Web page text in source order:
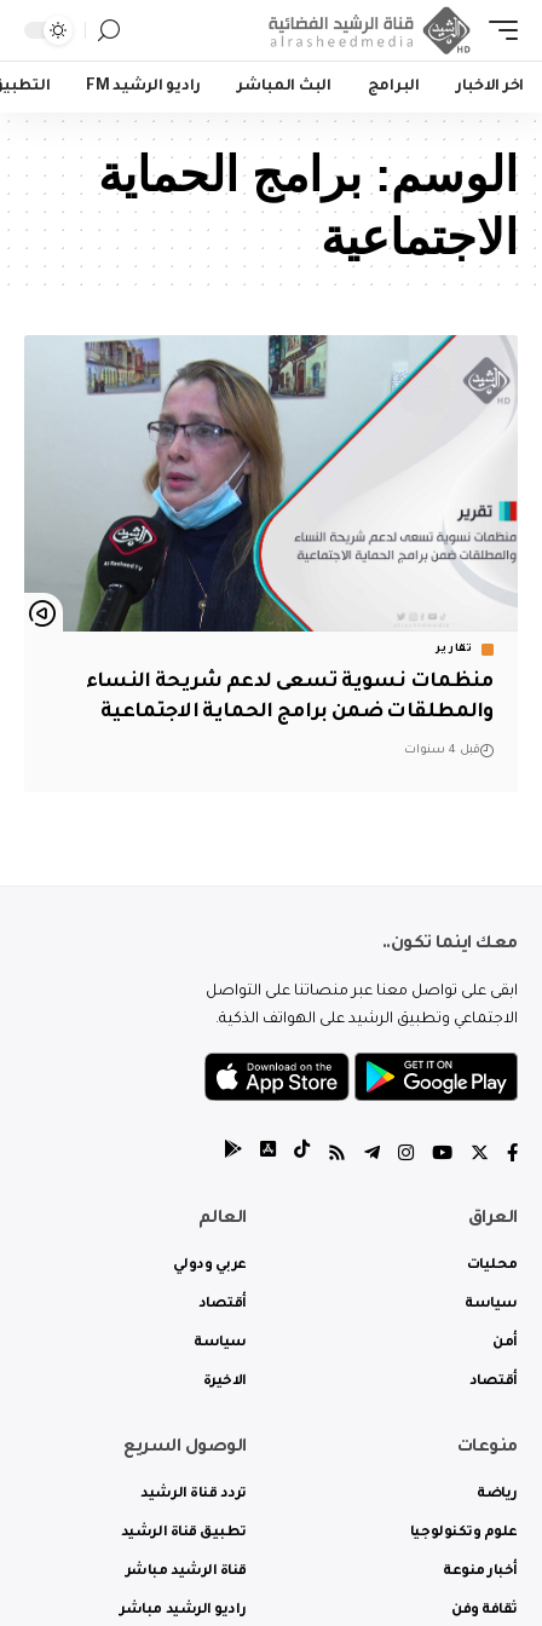
اخر الاخبار البرامج البث المباشر راديو الرشيد FM
الوسم:برامج الحماية
الاجتماعية
تقارير
منظمات نسوية تسعى لدعم شريحة النساء
والمطلقات ضمن برامج الحماية الاجتماعية
قبل 4 سنوات
معك اينما تكون..
ابقى على تواصل معنا عبر منصاتنا على التواصل
الاجتماعي وتطبيق الرشيد على الهواتف الذكية.
العراق
محليات
سياسة
أمن
أقتصاد
العالم
عربي ودولي
أقتصاد
سياسة
الاخيرة
منوعات
رياضة
علوم وتكنولوجيا
أخبار منوعة
ثقافة وفن
الوصول السريع
تردد قناة الرشيد
تطبيق قناة الرشيد
قناة الرشيد مباشر
راديو الرشيد مباشر